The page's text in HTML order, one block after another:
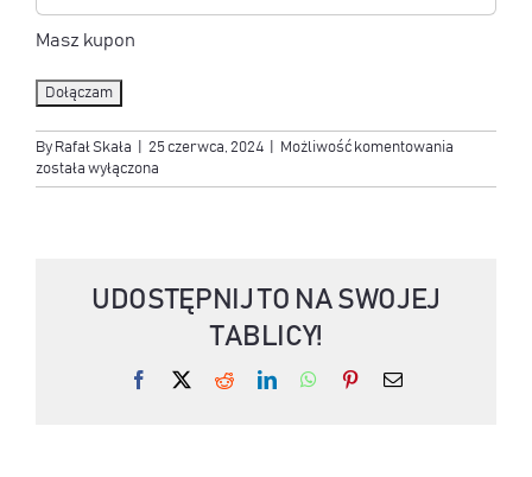
Masz kupon
No val
By Rafał Skała 25 czerwca, 2024 Możliwość komentowania
Majątek
została wyłączona
UDOSTĘPNIJ TO NA SWOJEJ
TABLICY!
Facebook RedditLinkedInWhatsApp
PinterestEmail